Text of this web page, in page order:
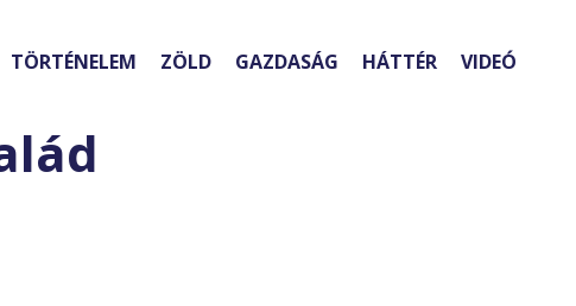
TÖRTÉNELEM ZÖLD GAZDASÁG HÁTTÉR VIDEÓ